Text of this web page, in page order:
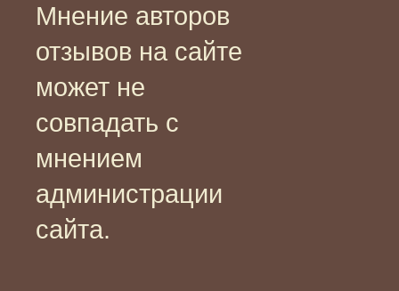
Мнение авторов
отзывов на сайте
может не
совпадать с
мнением
администрации
сайта.